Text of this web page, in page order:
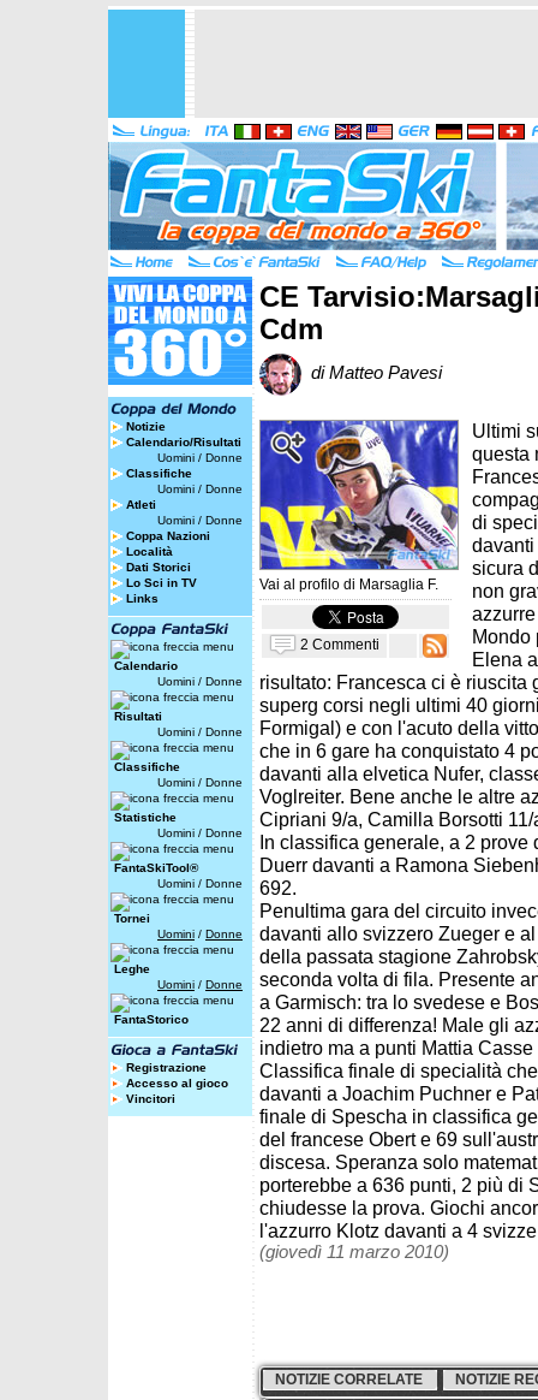
Notizie
Calendario/Risultati
Uomini / Donne
Classifiche
Uomini / Donne
Atleti
Uomini / Donne
Coppa Nazioni
Località
Dati Storici
Lo Sci in TV
Links
Calendario
Uomini / Donne
Risultati
Uomini / Donne
Classifiche
Uomini / Donne
Statistiche
Uomini / Donne
FantaSkiTool®
Uomini / Donne
Tornei
Uomini / Donne
Leghe
Uomini / Donne
FantaStorico
Registrazione
Accesso al gioco
Vincitori
CE
Cdm
di Matteo Pavesi
Vai al profilo di Marsaglia F.
2 Commenti
Ultimi
questa
di
sicura
non
Mondo
Elena
risultato: Francesca ci è
superg corsi negli ultimi 40
Formigal) e con l'acuto della
che in 6 gare ha conquistato 4
davanti alla elvetica Nufer,
Voglreiter. Bene anche le altre
Cipriani 9/a, Camilla Borsotti
In classifica generale, a 2
Duerr davanti a Ramona
692.
Penultima gara del circuito
davanti allo svizzero Zueger e
della passata stagione
seconda volta di fila. Presente
a Garmisch: tra lo svedese e
22 anni di differenza! Male gli
indietro ma a punti Mattia
Classifica finale di specialità
davanti a Joachim Puchner e
finale di Spescha in classifica
del francese Obert e 69
discesa. Speranza solo
porterebbe a 636 punti, 2 più di
chiudesse la prova. Giochi
l'azzurro Klotz davanti a 4
(giovedì 11 marzo 2010)
NOTIZIE CORRELATE NOTIZIE